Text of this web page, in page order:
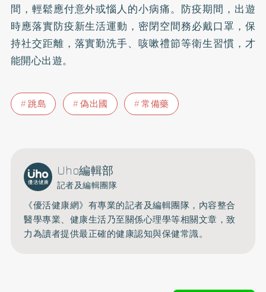
間，輕鬆應付意外或惱人的小病痛。防疫期間，出遊
時應落實防疫新生活運動，密閉空間務必戴口罩，保
持社交距離，落實勤洗手、咳嗽禮節等衛生習慣，才
能開心出遊。
跳島 偽出國 常備藥
Uho編輯部
記者及編輯團隊
《優活健康網》有專業的記者及編輯團隊，內容整合
醫學專業、健康生活乃至關係心理學等相關文章，致
力為讀者提供最正確的健康認知與保健常識。